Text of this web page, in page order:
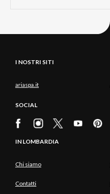
I NOSTRI SITI
ariaspa.it
SOCIAL
IN LOMBARDIA
Chi siamo
Contatti